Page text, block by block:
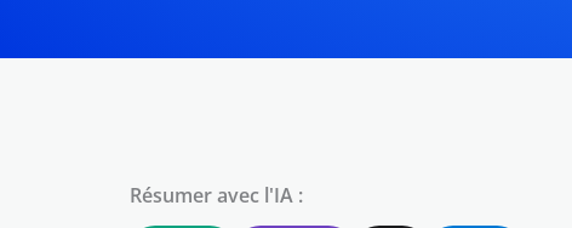
Résumer avec l'IA :